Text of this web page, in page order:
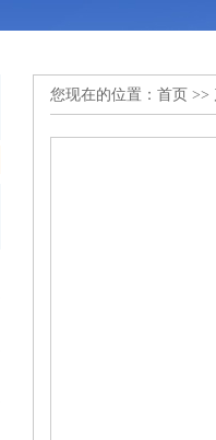
您现在的位置： 首页 >>